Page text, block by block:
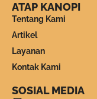
ATAP KANOPI
Tentang Kami
Artikel
Layanan
Kontak Kami
SOSIAL MEDIA